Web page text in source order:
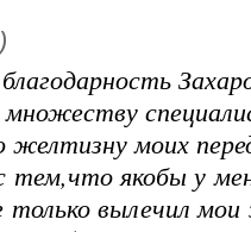
желтизну моих
тем,что якобы у
вылечил мои